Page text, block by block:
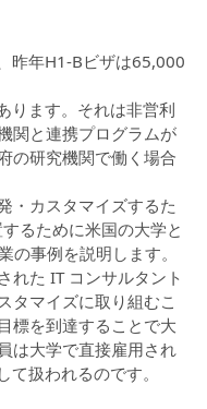
昨年H1-Bビザは65,000
ります。それは非営利
関と連携プログラムが
の研究機関で働く場合
・カスタマイズするた
るために米国の大学と
の事例を説明します。
れた IT コンサルタント
タマイズに取り組むこ
標を到達することで大
は大学で直接雇用され
扱われるのです。